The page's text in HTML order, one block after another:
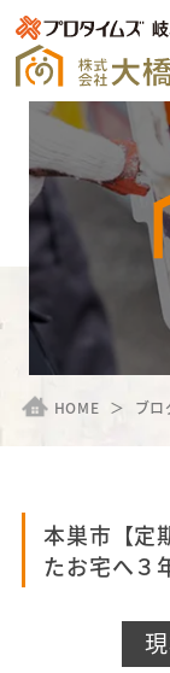
HOME ブロ
本巣市【定
たお宅へ３